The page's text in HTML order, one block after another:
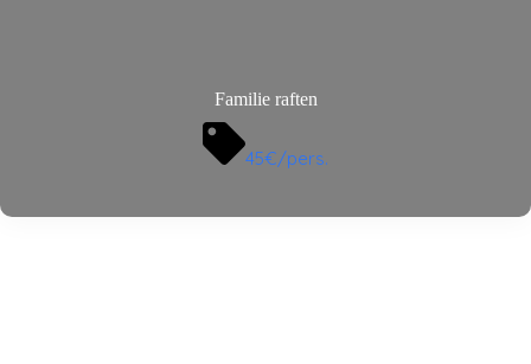
Familie raften
45€/pers.